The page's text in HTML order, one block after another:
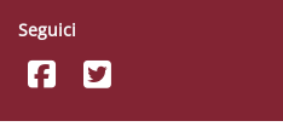
Seguici